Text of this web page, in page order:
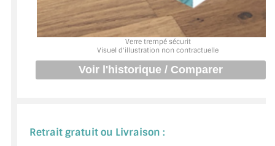
BOUTONS ET POIGNÉES
BARRES DE STABILISATION
JOINTS D'ÉTANCHÉITÉS
Verre trempé sécurit
Visuel d'illustration non contractuelle
Retrait gratuit ou Livraison :